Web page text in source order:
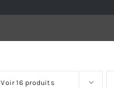
Voir 16 produits